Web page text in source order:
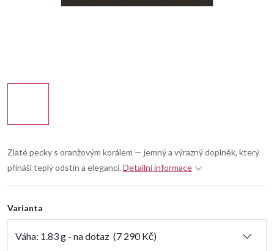
Zlaté pecky s oranžovým korálem — jemný a výrazný doplněk, který
přináší teplý odstín a eleganci. Detailní informace
Varianta